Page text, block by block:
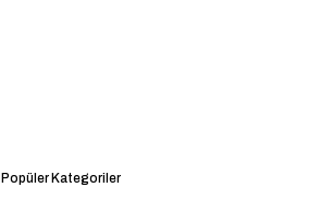
Popüler Kategoriler